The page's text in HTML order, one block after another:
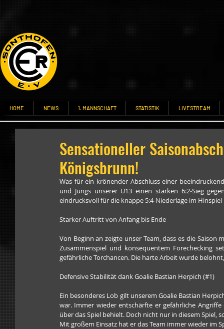
HOME NEWS 1. MANNSCHAFT STATISTIK LIVESTREAM
Sensationeller
Königsbrunn!
Was für ein krönender Abschluss einer
und Jungs unserer U13 einen starken 6:2-Sieg
eindrucksvoll für die knappe 5:4-Niederlage im Hinspiel
Starker Auftritt von Anfang bis Ende
Von Beginn an zeigte unser Team, dass es die
Zusammenspiel und konsequentem Forechecking
gefährliche Torchancen. Die harte Arbeit wurde
Defensive Stabilität dank Goalie Bastian Herpich (#1)
Ein besonderes Lob gilt unserem Goalie Bastian
war. Immer wieder entschärfte er gefährliche
über das Spiel behielt. Doch nicht nur in diesem Spiel,
Mit großem Einsatz hat er das Team immer wieder im